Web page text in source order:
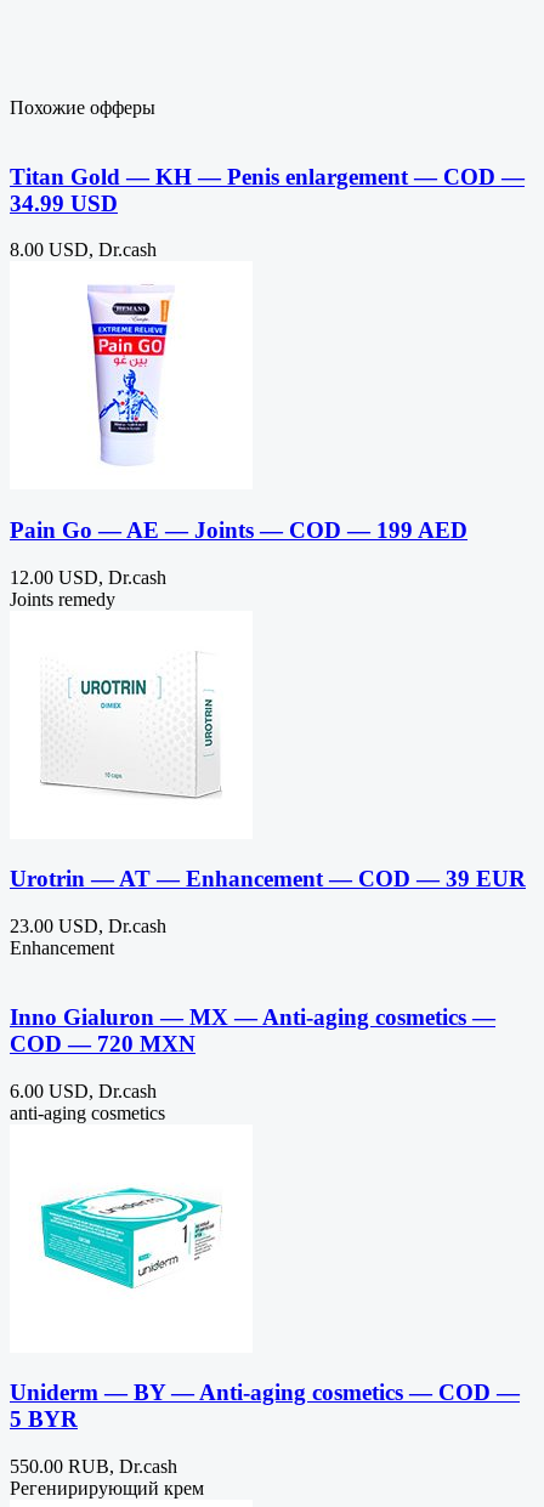
Похожие офферы
Titan Gold — KH — Penis enlargement — COD —
34.99 USD
8.00 USD, Dr.cash
Pain Go — AE — Joints — COD — 199 AED
12.00 USD, Dr.cash
Joints remedy
Urotrin — AT — Enhancement — COD — 39 EUR
23.00 USD, Dr.cash
Enhancement
Inno Gialuron — MX — Anti-aging cosmetics —
COD — 720 MXN
6.00 USD, Dr.cash
anti-aging cosmetics
Uniderm — BY — Anti-aging cosmetics — COD —
5 BYR
550.00 RUB, Dr.cash
Регенирирующий крем